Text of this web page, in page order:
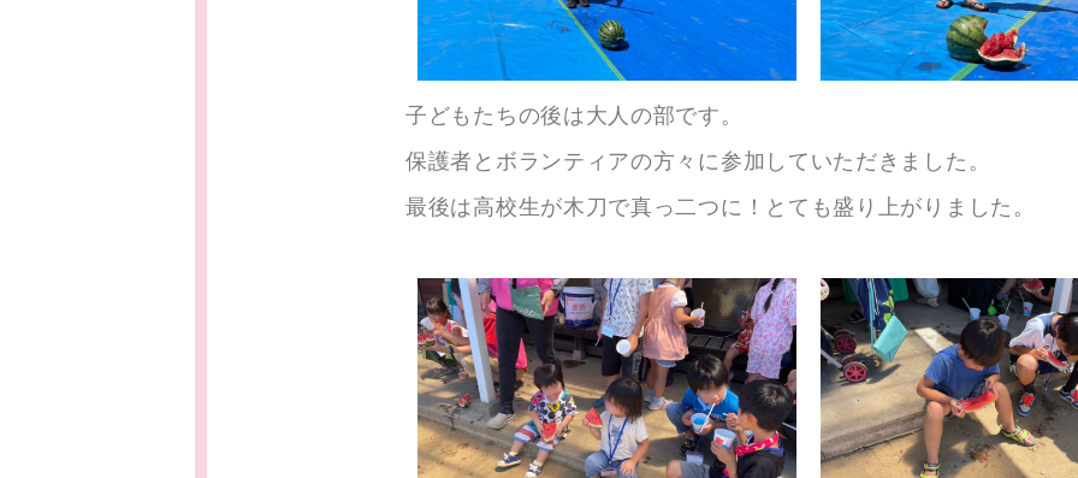
子どもたちの後は大人の部です。
保護者とボランティアの方々に参加していただきました。
最後は高校生が木刀で真っ二つに！とても盛り上がりました。